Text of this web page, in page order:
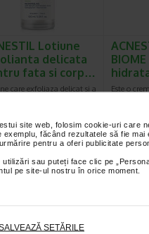
site web, folosim cookie-uri care
făcând rezultatele să fie
pentru a oferi publicitate
sau puteți face clic pe
pe site-ul nostru în orice moment.
SETĂRILE
Lotiune
delicata
fata si corp…
care exfoliaza delicat si a
Este o
-40%